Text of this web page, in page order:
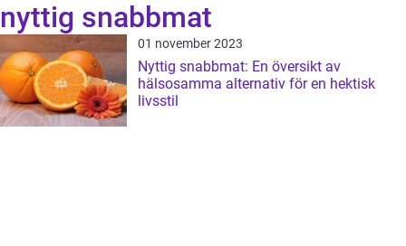
nyttig snabbmat
01 november 2023
Nyttig snabbmat: En översikt av
hälsosamma alternativ för en hektisk
livsstil